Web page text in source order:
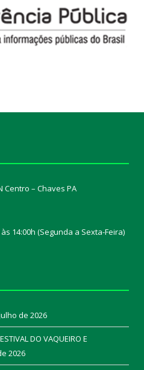
Centro – Chaves PA
14:00h (Segunda a Sexta-Feira)
de 2026
DO VAQUEIRO E
2026